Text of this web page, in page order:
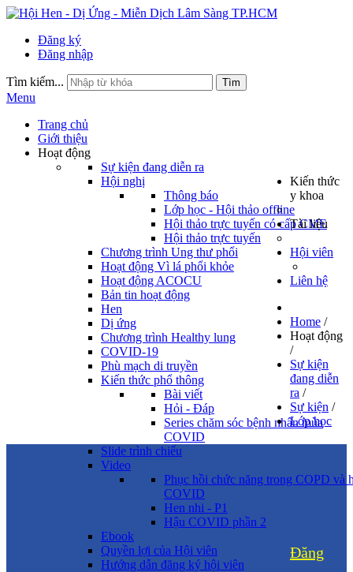
Đăng ký
Đăng nhập
Tìm kiếm... Tìm
Menu
Trang chủ
Giới thiệu
Hoạt động
Sự kiện đang diễn ra
Hội nghị
Thông báo
Lớp học - Hội thảo offline
Hội thảo trực tuyến có cấp CME
Hội thảo trực tuyến
Chương trình Ung thư phổi
Hoạt động Vì lá phổi khỏe
Hoạt động ACOCU
Bản tin hoạt động
Kiến thức
y khoa
Hen
Dị ứng
Chương trình Healthy lung
COVID-19
Phù mạch di truyền
Kiến thức phổ thông
Bài viết
Hỏi - Đáp
Series chăm sóc bệnh nhân mùa
COVID
Tài liệu
Slide trình chiếu
Video
Phục hồi chức năng trong COPD và
COVID
Hen nhi - P1
Hậu COVID phần 2
Ebook
Hội viên
Quyền lợi của Hội viên
Hướng dẫn đăng ký hội viên
Liên hệ
Home /
Hoạt động
/
Sự kiện
đang diễn
ra /
Sự kiện /
Lớp học
Đăng